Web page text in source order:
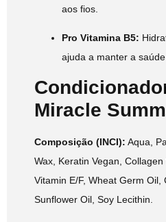
aos fios.
Pro Vitamina B5:
ajuda a manter a saúde
Miracle
Composição (INCI): Aqua,
Wax, Keratin Vegan,
Vitamin E/F, Wheat Germ Oil,
Sunflower Oil, Soy Lecithin.